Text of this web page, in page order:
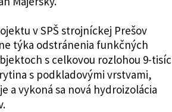
týka odstránenia funkčných
s celkovou rozlohou 9-tisíc
s podkladovými vrstvami,
a vykoná sa nová hydroizolácia